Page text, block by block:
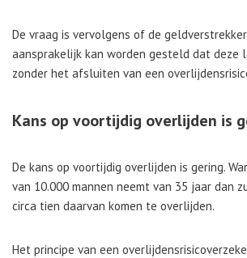
De vraag is vervolgens of de
aansprakelijk kan worden gesteld dat deze
zonder het afsluiten van een
Kans op voortijdig overlijden is
De kans op voortijdig overlijden is gering.
van 10.000 mannen neemt van 35 jaar dan
circa tien daarvan komen te overlijden.
Het principe van een